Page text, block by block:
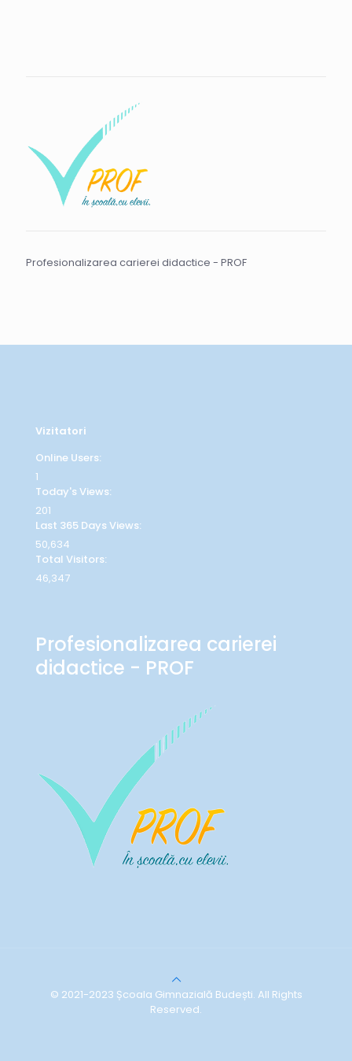
Profesionalizarea carierei didactice - PROF
Vizitatori
Online Users:
1
Today's Views:
201
Last 365 Days Views:
50,634
Total Visitors:
46,347
Profesionalizarea carierei
didactice - PROF
© 2021-2023 Școala Gimnazială Budești. All Rights
Reserved.